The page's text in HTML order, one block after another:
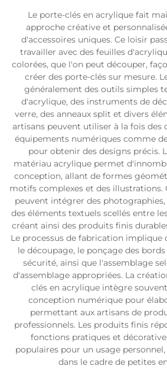
Le porte-clés en acrylique fait
approche créative et
d'accessoires uniques. Ce loisir
travailler avec des feuilles
colorées, que l'on peut découper,
créer des porte-clés sur mesure.
généralement des outils simples
d'acrylique, des instruments de
verre, des anneaux split et divers
artisans peuvent utiliser à la fois des
équipements numériques comme
pour obtenir des designs précis.
matériau acrylique permet
conception, allant de formes
motifs complexes et des illustrations.
peuvent intégrer des
des éléments textuels scellés entre
créant ainsi des produits finis
Le processus de fabrication implique
le découpage, le ponçage des
sécurité, ainsi que l'assemblage
d'assemblage appropriées. La
clés en acrylique intègre
conception numérique pour
permettant aux artisans de
professionnels. Les produits finis
fonctions pratiques et
populaires pour un usage
dans le cadre de petites